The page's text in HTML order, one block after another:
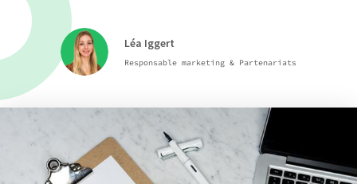
Léa Iggert
Responsable marketing & Partenariats